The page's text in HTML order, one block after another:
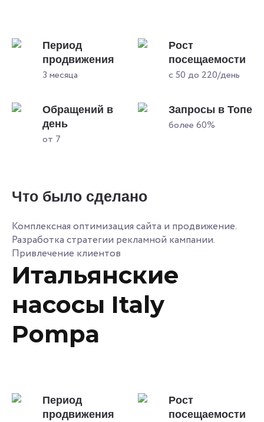
Период
продвижения
3 месяца
Рост
посещаемости
с 50 до 220/день
Обращений в
день
от 7
Запросы в Топе
более 60%
Что было сделано
Комплексная оптимизация сайта и продвижение.
Разработка стратегии рекламной кампании.
Привлечение клиентов
Итальянские
насосы Italy
Pompa
Период
продвижения
Рост
посещаемости